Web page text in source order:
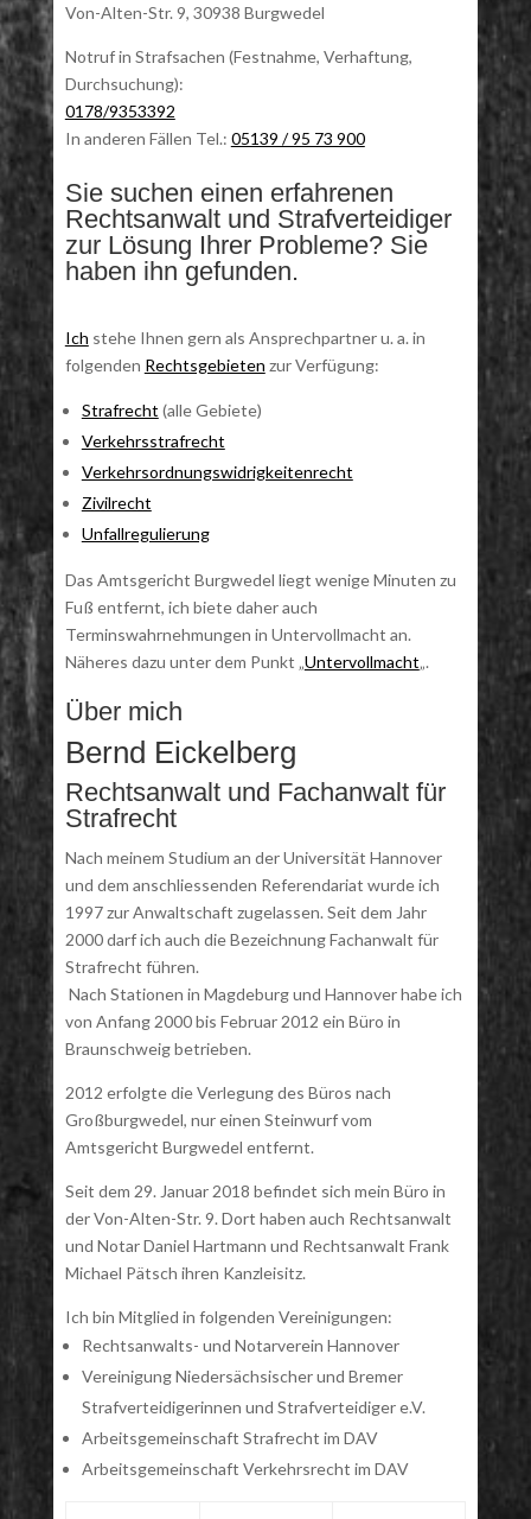
Von-Alten-Str. 9, 30938 Burgwedel
Notruf in Strafsachen (Festnahme, Verhaftung,
Durchsuchung):
0178/9353392
In anderen Fällen Tel.: 05139 / 95 73 900
Sie suchen einen erfahrenen
Rechtsanwalt und Strafverteidiger
zur Lösung Ihrer Probleme? Sie
haben ihn gefunden.
Ich stehe Ihnen gern als Ansprechpartner u. a. in
folgenden Rechtsgebieten zur Verfügung:
Strafrecht (alle Gebiete)
Verkehrsstrafrecht
Verkehrsordnungswidrigkeitenrecht
Zivilrecht
Unfallregulierung
Das Amtsgericht Burgwedel liegt wenige Minuten zu
Fuß entfernt, ich biete daher auch
Terminswahrnehmungen in Untervollmacht an.
Näheres dazu unter dem Punkt „Untervollmacht„.
Über mich
Bernd Eickelberg
Rechtsanwalt und Fachanwalt für
Strafrecht
Nach meinem Studium an der Universität Hannover
und dem anschliessenden Referendariat wurde ich
1997 zur Anwaltschaft zugelassen. Seit dem Jahr
2000 darf ich auch die Bezeichnung Fachanwalt für
Strafrecht führen.
Nach Stationen in Magdeburg und Hannover habe ich
von Anfang 2000 bis Februar 2012 ein Büro in
Braunschweig betrieben.
2012 erfolgte die Verlegung des Büros nach
Großburgwedel, nur einen Steinwurf vom
Amtsgericht Burgwedel entfernt.
Seit dem 29. Januar 2018 befindet sich mein Büro in
der Von-Alten-Str. 9. Dort haben auch Rechtsanwalt
und Notar Daniel Hartmann und Rechtsanwalt Frank
Michael Pätsch ihren Kanzleisitz.
Ich bin Mitglied in folgenden Vereinigungen:
Rechtsanwalts- und Notarverein Hannover
Vereinigung Niedersächsischer und Bremer
Strafverteidigerinnen und Strafverteidiger e.V.
Arbeitsgemeinschaft Strafrecht im DAV
Arbeitsgemeinschaft Verkehrsrecht im DAV